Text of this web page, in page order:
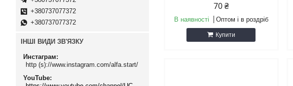
70 ₴
В наявності Оптом і в роздріб
Купити
+380737077372
+380737077372
ІНШІ ВИДИ ЗВ'ЯЗКУ
Инстаграм
http (s)://www.instagram.com/alfa.start/
YouTube